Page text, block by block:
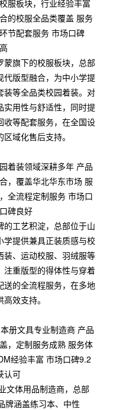
服板块，行业经验丰富
的校服全品类覆盖 服务
节配套服务 市场口碑
蒙旗下的校服板块，总部
代版型融合，为中小学提
装等全品类校园着装。对
实用性与舒适性，同时提
收等配套服务，在全国设
域化售后支持。
着装领域深耕多年 产品
，覆盖华北华东市场 服
全流程定制服务 市场口
碑良好
工艺积淀，总部位于山
学提供兼具正装质感与校
装、运动校服、羽绒服等
重版型的得体性与穿着
送的全流程服务，在多地
效支持。
册文具专业制造商 产品
，定制服务成熟 服务体
经验丰富 市场口碑9.2
认可
文体用品制造商，总部
牌涵盖练习本、中性